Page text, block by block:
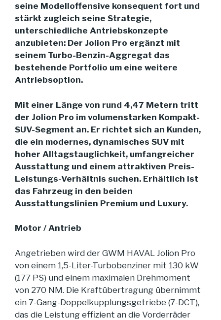
seine Modelloffensive konsequent fort und
stärkt zugleich seine Strategie,
unterschiedliche Antriebskonzepte
anzubieten: Der Jolion Pro ergänzt mit
seinem Turbo-Benzin-Aggregat das
bestehende Portfolio um eine weitere
Antriebsoption.
Mit einer Länge von rund 4,47 Metern tritt
der Jolion Pro im volumenstarken Kompakt-
SUV-Segment an. Er richtet sich an Kunden,
die ein modernes, dynamisches SUV mit
hoher Alltagstauglichkeit, umfangreicher
Ausstattung und einem attraktiven Preis-
Leistungs-Verhältnis suchen. Erhältlich ist
das Fahrzeug in den beiden
Ausstattungslinien Premium und Luxury.
Motor / Antrieb
Angetrieben wird der GWM HAVAL Jolion Pro
von einem 1,5-Liter-Turbobenziner mit 130 kW
(177 PS) und einem maximalen Drehmoment
von 270 NM. Die Kraftübertragung übernimmt
ein 7-Gang-Doppelkupplungsgetriebe (7-DCT),
das die Leistung effizient an die Vorderräder